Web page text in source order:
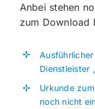
Anbei stehen
zum Download
Dienstleister
Urkunde
noch nicht